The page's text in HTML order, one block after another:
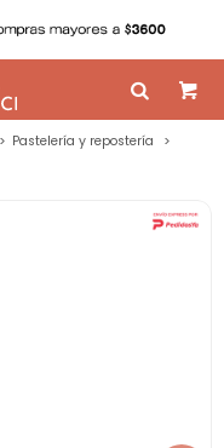
Pastelería y repostería